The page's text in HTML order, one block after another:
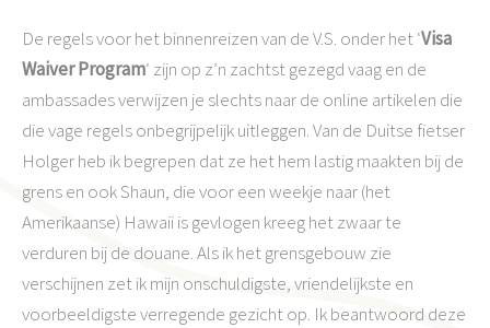
De regels voor het binnenreizen van de V.S. onder het ‘Visa
Waiver Program‘ zijn op z’n zachtst gezegd vaag en de
ambassades verwijzen je slechts naar de online artikelen die
die vage regels onbegrijpelijk uitleggen. Van de Duitse fietser
Holger heb ik begrepen dat ze het hem lastig maakten bij de
grens en ook Shaun, die voor een weekje naar (het
Amerikaanse) Hawaii is gevlogen kreeg het zwaar te
verduren bij de douane. Als ik het grensgebouw zie
verschijnen zet ik mijn onschuldigste, vriendelijkste en
voorbeeldigste verregende gezicht op. Ik beantwoord deze